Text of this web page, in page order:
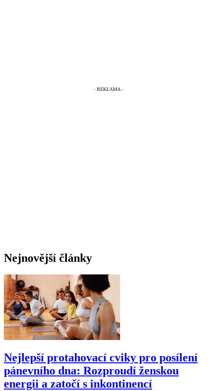
Nejnovější články
Nejlepší protahovací cviky pro posílení
pánevního dna: Rozproudí ženskou
energii a zatočí s inkontinencí